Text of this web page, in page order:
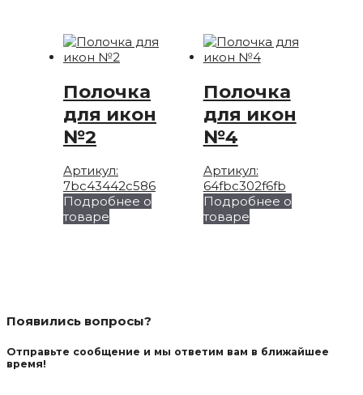
Полочка
для икон
№2
Артикул:
7bc43442c586
Подробнее о
товаре
Полочка
для икон
№4
Артикул:
64fbc302f6fb
Подробнее о
товаре
Появились вопросы?
Отправьте сообщение и мы ответим вам в ближайшее
время!